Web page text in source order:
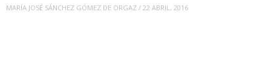
MARÍA JOSÉ SÁNCHEZ GÓMEZ DE ORGAZ / 22 ABRIL, 2016